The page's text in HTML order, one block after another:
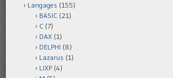
Langages (155)
BASIC (21)
C (7)
DAX (1)
DELPHI (8)
Lazarus (1)
LIXP (4)